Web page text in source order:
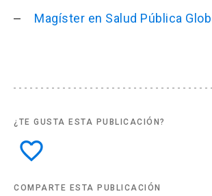
Magíster en Salud Pública
¿TE GUSTA ESTA PUBLICACIÓN?
favorite_border
COMPARTE ESTA PUBLICACIÓN